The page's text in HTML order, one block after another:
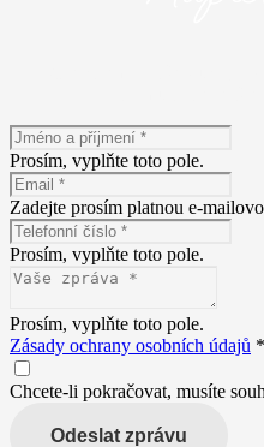
Prosím, vyplňte toto pole.
Zadejte prosím platnou e-
Prosím, vyplňte toto pole.
Prosím, vyplňte toto pole.
Zásady ochrany osobních údajů *
Chcete-li pokračovat, musíte
Odeslat zprávu